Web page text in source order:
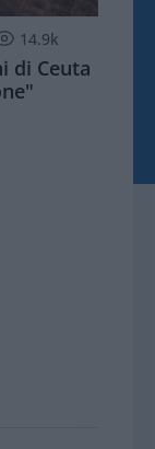
14.9k
di Ceuta